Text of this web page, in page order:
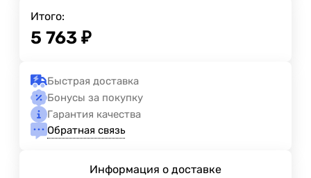
Итого:
5 763 ₽
Быстрая доставка
Бонусы за покупку
Гарантия качества
Обратная связь
Информация о доставке